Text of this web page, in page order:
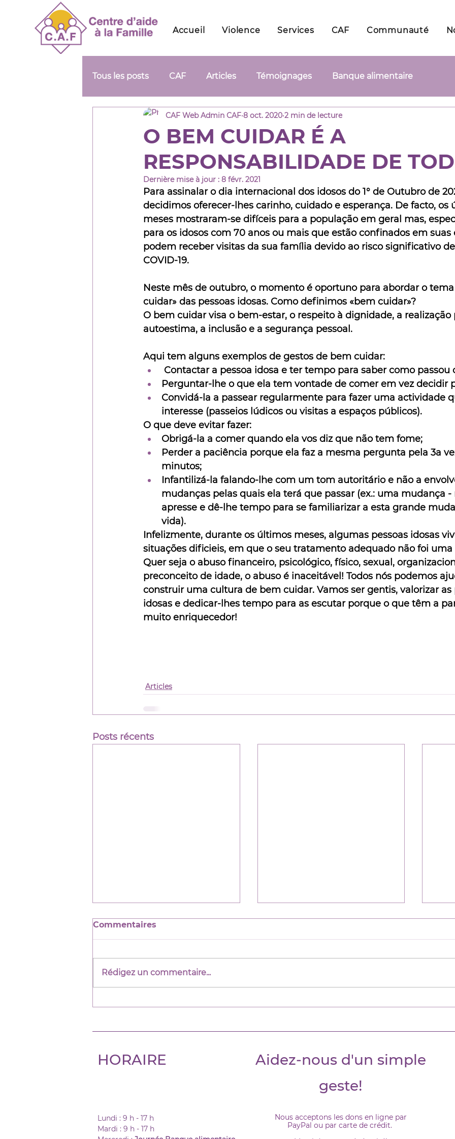
Accueil Violence Services CAF Communauté
Tous les posts CAF Articles Témoignages Banque alimentaire
O BEM CUIDAR É A
RESPONSABILIDADE DE
CAF Web Admin CAF 8 oct. 2020 2 min de lecture
Dernière mise à jour : 8 févr. 2021
Para assinalar o dia internacional dos idosos do 1° de Outubro de
decidimos oferecer-lhes carinho, cuidado e esperança. De facto,
meses mostraram-se difíceis para a população em geral mas,
para os idosos com 70 anos ou mais que estão confinados em suas
podem receber visitas da sua família devido ao risco significativo
COVID-19.
Neste mês de outubro, o momento é oportuno para abordar o
cuidar» das pessoas idosas. Como definimos «bem cuidar»?
O bem cuidar visa o bem-estar, o respeito à dignidade, a realização
autoestima, a inclusão e a segurança pessoal.
Aqui tem alguns exemplos de gestos de bem cuidar:
Contactar a pessoa idosa e ter tempo para saber como passou
Perguntar-lhe o que ela tem vontade de comer em vez decidir
Convidá-la a passear regularmente para fazer uma actividade
interesse (passeios lúdicos ou visitas a espaços públicos).
O que deve evitar fazer:
Obrigá-la a comer quando ela vos diz que não tem fome;
Perder a paciência porque ela faz a mesma pergunta pela 3a
minutos;
Infantilizá-la falando-lhe com um tom autoritário e não a
mudanças pelas quais ela terá que passar (ex.: uma mudança
apresse e dê-lhe tempo para se familiarizar a esta grande
vida).
Infelizmente, durante os últimos meses, algumas pessoas idosas
situações dificieis, em que o seu tratamento adequado não foi
Quer seja o abuso financeiro, psicológico, físico, sexual,
preconceito de idade, o abuso é inaceitável! Todos nós podemos
construir uma cultura de bem cuidar. Vamos ser gentis, valorizar as
idosas e dedicar-lhes tempo para as escutar porque o que têm a
muito enriquecedor!
Articles
Posts récents
LA BIENTRAITANCE, ÇA
décidé d’offrir aux aînés de la
une
Commentaires
Rédigez un commentaire...
HORAIRE
Aidez-nous d'un simple
geste!
Lundi : 9 h - 17 h
Mardi : 9 h - 17 h
Nous acceptons les dons en ligne par
PayPal ou par carte de crédit.